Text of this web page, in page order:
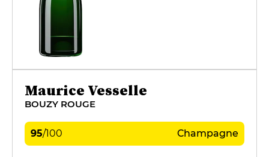
Maurice Vesselle
BOUZY ROUGE
95/100 Champagne